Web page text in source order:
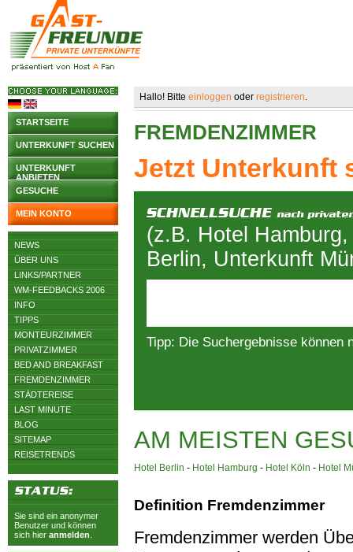
STARTSEITE
UNTERKUNFT SUCHEN
UNTERKUNFT
ANBIETEN
GESUCHE
MEIN KONTO
NEWS
ÜBER UNS
LINKS/PARTNER
WM-FEEDBACKS 2006
INFO
TIPPS
MONTEURZIMMER
PRIVATZIMMER
BED AND BREAKFAST
FREMDENZIMMER
STÄDTEREISE
LAST MINUTE
BLOG
SITEMAP
REISETRENDS
Sie sind ein anonymer
Benutzer und können
sich hier anmelden
Hallo! Bitte einloggen oder registrieren.
FREMDENZIMMER
Jetzt Unterkunft
(z.B. Hotel
Berlin, Unterkunft
Tipp: Die Suchergebnisse können
AM MEISTEN
Hotel Berlin - Hotel Hamburg - Hotel Köln - Hotel
Definition Fremdenzimmer
Fremdenzimmer werden